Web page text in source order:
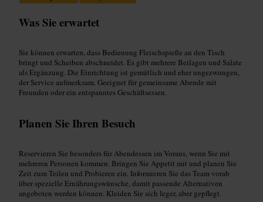
Was Sie erwartet
Sie können erwarten, dass Bedienung Fleischspieße an den Tisch
bringt und Scheiben abschneidet. Es gibt mehrere Beilagen und Salate
als Ergänzung. Die Einrichtung ist gemütlich und eher ungezwungen,
der Service aufmerksam. Geeignet für gemeinsame Abende mit
Freunden oder ein entspanntes Geschäftsessen.
Planen Sie Ihren Besuch
Reservieren Sie besonders für Abendessen im Voraus, wenn Sie mit
mehreren Personen kommen. Bringen Sie Appetit mit und planen Sie
Zeit zum Teilen und Probieren ein. Informieren Sie das Team vorab
über spezielle Ernährungswünsche, damit passende Alternativen
angeboten werden können. Kleiden Sie sich leger, aber gepflegt.